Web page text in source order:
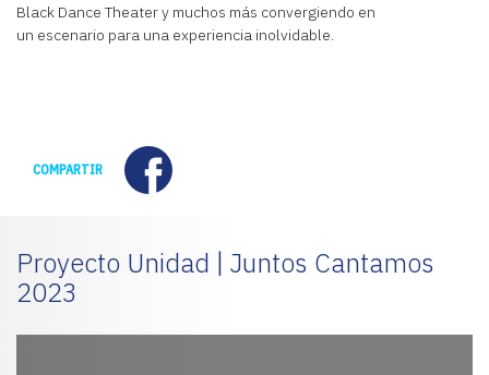
Black Dance Theater y muchos más convergiendo en
un escenario para una experiencia inolvidable.
COMPARTIR Facebook
Proyecto Unidad | Juntos Cantamos
2023